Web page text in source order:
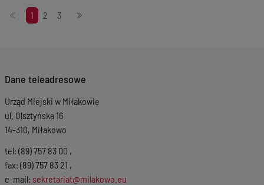
Stronicowanie
1 2 3
Dane teleadresowe
Urząd Miejski w Miłakowie
ul. Olsztyńska 16
14-310, Miłakowo
tel: (89) 757 83 00 ,
fax: (89) 757 83 21 ,
e-mail: sekretariat@milakowo.eu